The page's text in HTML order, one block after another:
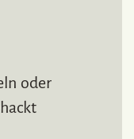
oder